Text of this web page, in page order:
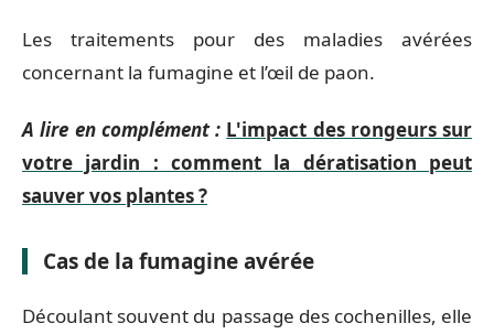
Les traitements pour des maladies avérées
concernant la fumagine et l’œil de paon.
A lire en complément : L'impact des rongeurs sur
votre jardin : comment la dératisation peut
sauver vos plantes ?
Cas de la fumagine avérée
Découlant souvent du passage des cochenilles, elle